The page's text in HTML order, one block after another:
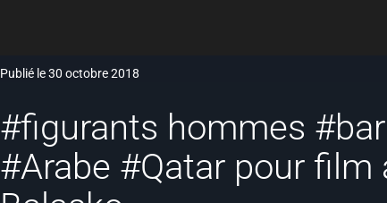
Publié le 30 octobre 2018
#figurants hommes
#Arabe #Qatar pour film